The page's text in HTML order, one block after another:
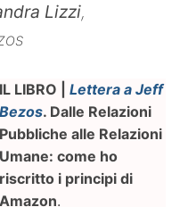
Lizzi,
IL LIBRO | Lettera a Jeff
Bezos. Dalle Relazioni
Pubbliche alle Relazioni
Umane: come ho
riscritto i principi di
Amazon.